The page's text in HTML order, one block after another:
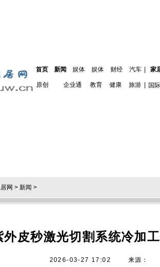
首页 新闻 娱体 娱体 财经 汽车 家
原创 企业通 教育 健康 旅游 国际
网 > 新闻 >
外皮秒激光切割系统冷加
2026-03-27 17:02 来源：